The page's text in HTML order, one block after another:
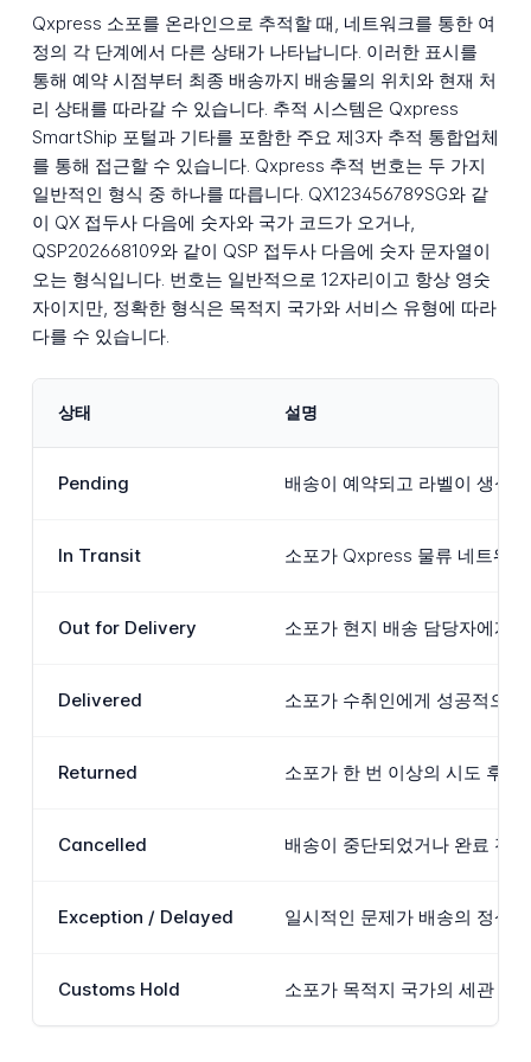
Qxpress 소포를 온라인으로 추적할 때, 네트워크를 통한 여
정의 각 단계에서 다른 상태가 나타납니다. 이러한 표시를
통해 예약 시점부터 최종 배송까지 배송물의 위치와 현재 처
리 상태를 따라갈 수 있습니다. 추적 시스템은 Qxpress
SmartShip 포털과 기타를 포함한 주요 제3자 추적 통합업체
를 통해 접근할 수 있습니다. Qxpress 추적 번호는 두 가지
일반적인 형식 중 하나를 따릅니다. QX123456789SG와 같
이 QX 접두사 다음에 숫자와 국가 코드가 오거나,
QSP202668109와 같이 QSP 접두사 다음에 숫자 문자열이
오는 형식입니다. 번호는 일반적으로 12자리이고 항상 영숫
자이지만, 정확한 형식은 목적지 국가와 서비스 유형에 따라
다를 수 있습니다.
상태 설명
Pending 배송이 예약되고 라벨이 생성
In Transit 소포가 Qxpress 물류 네트워
Out for Delivery 소포가 현지 배송 담당자에게
Delivered 소포가 수취인에게 성공적으
Returned 소포가 한 번 이상의 시도 후
Cancelled 배송이 중단되었거나 완료 전
Exception / Delayed 일시적인 문제가 배송의 정상
Customs Hold 소포가 목적지 국가의 세관 검